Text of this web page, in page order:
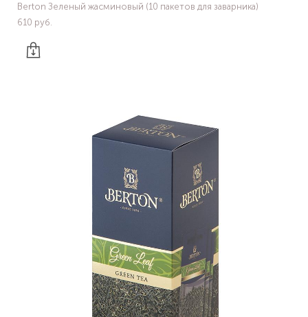
Berton Зеленый жасминовый (10 пакетов для заварника)
610 pуб.